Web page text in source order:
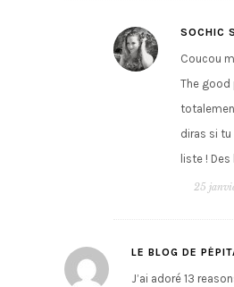
SOCHIC
Coucou
The good
diras si tu
liste !
25
LE BLOG DE
J’ai adoré 13